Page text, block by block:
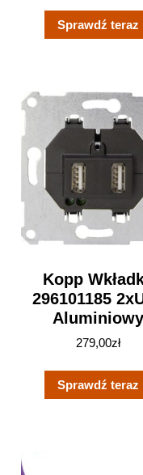
Sprawdź teraz
Kopp
296101185
Aluminiowy
279,00zł
Sprawdź teraz